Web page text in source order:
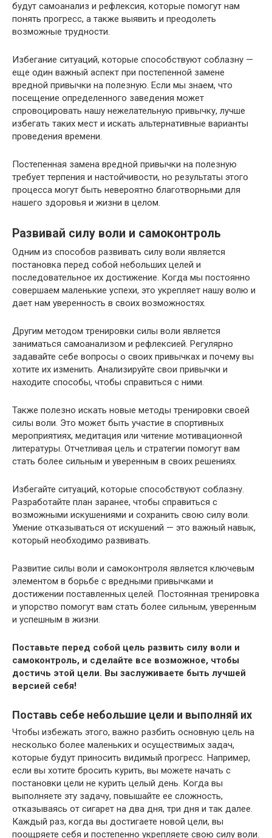
будут самоанализ и рефлексия, которые помогут нам
понять прогресс, а также выявить и преодолеть
возможные трудности.
Избегание ситуаций, которые способствуют соблазну —
еще один важный аспект при постепенной замене
вредной привычки на полезную. Если мы знаем, что
посещение определенного заведения может
спровоцировать нашу нежелательную привычку, лучше
избегать таких мест и искать альтернативные варианты
проведения времени.
Постепенная замена вредной привычки на полезную
требует терпения и настойчивости, но результаты этого
процесса могут быть невероятно благотворными для
нашего здоровья и жизни в целом.
Развивай силу воли и самоконтроль
Одним из способов развивать силу воли является
постановка перед собой небольших целей и
последовательное их достижение. Когда мы постоянно
совершаем маленькие успехи, это укрепляет нашу волю и
дает нам уверенность в своих возможностях.
Другим методом тренировки силы воли является
заниматься самоанализом и рефлексией. Регулярно
задавайте себе вопросы о своих привычках и почему вы
хотите их изменить. Анализируйте свои привычки и
находите способы, чтобы справиться с ними.
Также полезно искать новые методы тренировки своей
силы воли. Это может быть участие в спортивных
мероприятиях, медитация или читение мотивационной
литературы. Отчетливая цель и стратегии помогут вам
стать более сильным и уверенным в своих решениях.
Избегайте ситуаций, которые способствуют соблазну.
Разработайте план заранее, чтобы справиться с
возможными искушениями и сохранить свою силу воли.
Умение отказываться от искушений — это важный навык,
который необходимо развивать.
Развитие силы воли и самоконтроля является ключевым
элементом в борьбе с вредными привычками и
достижении поставленных целей. Постоянная тренировка
и упорство помогут вам стать более сильным, уверенным
и успешным в жизни.
Поставьте перед собой цель развить силу воли и
самоконтроль, и сделайте все возможное, чтобы
достичь этой цели. Вы заслуживаете быть лучшей
версией себя!
Поставь себе небольшие цели и выполняй их
Чтобы избежать этого, важно разбить основную цель на
несколько более маленьких и осуществимых задач,
которые будут приносить видимый прогресс. Например,
если вы хотите бросить курить, вы можете начать с
постановки цели не курить целый день. Когда вы
выполняете эту задачу, повышайте ее сложность,
отказываясь от сигарет на два дня, три дня и так далее.
Каждый раз, когда вы достигаете новой цели, вы
поощряете себя и постепенно укрепляете свою силу воли.